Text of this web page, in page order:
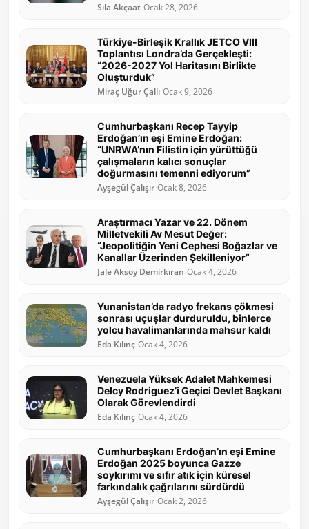
Sıla Akçaat Ocak 28, 2026
Türkiye-Birleşik Krallık JETCO VIII
Toplantısı Londra’da Gerçekleşti:
“2026-2027 Yol Haritasını Birlikte
Oluşturduk”
Miraç Uğur Çallı Ocak 9, 2026
Cumhurbaşkanı Recep Tayyip
Erdoğan’ın eşi Emine Erdoğan:
“UNRWA’nın Filistin için yürüttüğü
çalışmaların kalıcı sonuçlar
doğurmasını temenni ediyorum”
Ayşegül Çalışır Ocak 8, 2026
Araştırmacı Yazar ve 22. Dönem
Milletvekili Av Mesut Değer:
“Jeopolitiğin Yeni Cephesi Boğazlar ve
Kanallar Üzerinden Şekilleniyor”
Jale Aksoy Demirkıran Ocak 4, 2026
Yunanistan’da radyo frekans çökmesi
sonrası uçuşlar durduruldu, binlerce
yolcu havalimanlarında mahsur kaldı
Eda Kılınç Ocak 4, 2026
Venezuela Yüksek Adalet Mahkemesi
Delcy Rodriguez’i Geçici Devlet Başkanı
Olarak Görevlendirdi
Eda Kılınç Ocak 4, 2026
Cumhurbaşkanı Erdoğan’ın eşi Emine
Erdoğan 2025 boyunca Gazze
soykırımı ve sıfır atık için küresel
farkındalık çağrılarını sürdürdü
Ayşegül Çalışır Ocak 2, 2026